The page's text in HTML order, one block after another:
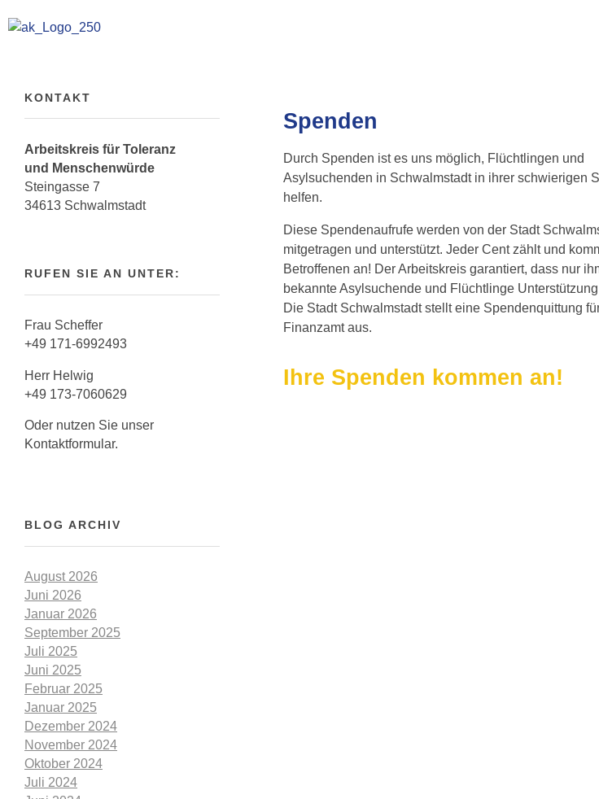
Spenden
Durch Spenden ist es uns möglich, Flüchtlingen und
Asylsuchenden in Schwalmstadt in ihrer schwierigen
helfen.
Diese Spendenaufrufe werden von der Stadt
mitgetragen und unterstützt. Jeder Cent zählt und
Betroffenen an! Der Arbeitskreis garantiert, dass nur
bekannte Asylsuchende und Flüchtlinge
Die Stadt Schwalmstadt stellt eine Spendenquittung
Finanzamt aus.
Ihre Spenden kommen an!
KONTAKT
Arbeitskreis für Toleranz
und Menschenwürde
Steingasse 7
34613 Schwalmstadt
RUFEN SIE AN UNTER:
Frau Scheffer
+49 171-6992493
Herr Helwig
+49 173-7060629
Oder nutzen Sie unser
Kontaktformular.
BLOG ARCHIV
August 2026
Juni 2026
Januar 2026
September 2025
Juli 2025
Juni 2025
Februar 2025
Januar 2025
Dezember 2024
November 2024
Oktober 2024
Juli 2024